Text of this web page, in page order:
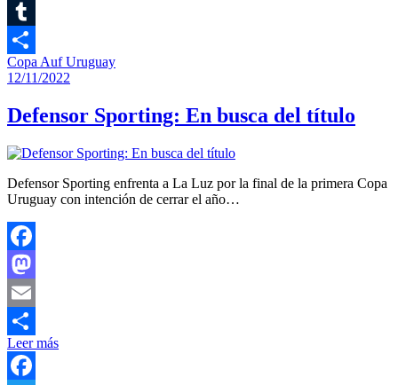
Twitter
Tumblr
Compartir
Copa Auf Uruguay
12/11/2022
Defensor Sporting: En busca del título
Defensor Sporting enfrenta a La Luz por la final de la primera Copa
Uruguay con intención de cerrar el año…
Facebook
Mastodon
Email
Compartir
Leer más